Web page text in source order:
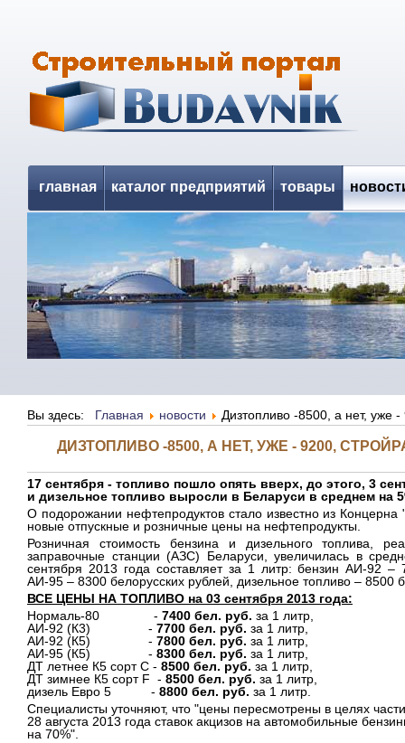
главная каталог предприятий товары
Вы здесь: Главная новости Дизтопливо -8500, а нет, уже
ДИЗТОПЛИВО -8500, А НЕТ, УЖЕ - 9200,
17 сентября - топливо пошло опять вверх, до этого, 3
и дизельное топливо выросли в Беларуси в среднем на
О подорожании нефтепродуктов стало известно из
новые отпускные и розничные цены на нефтепродукты.
Розничная стоимость бензина и дизельного топлива,
заправочные станции (АЗС) Беларуси, увеличилась в
сентября 2013 года составляет за 1 литр: бензин АИ-92 –
АИ-95 – 8300 белорусских рублей, дизельное топливо – 8500
ВСЕ ЦЕНЫ НА ТОПЛИВО на 03 сентября 2013 года:
Нормаль-80 - 7400 бел. руб. за 1 литр,
АИ-92 (К3) - 7700 бел. руб. за 1 литр,
АИ-92 (К5) - 7800 бел. руб. за 1 литр,
АИ-95 (К5) - 8300 бел. руб. за 1 литр,
ДТ летнее К5 сорт С - 8500 бел. руб. за 1 литр,
ДТ зимнее К5 сорт F - 8500 бел. руб. за 1 литр,
дизель Евро 5 - 8800 бел. руб. за 1 литр.
Специалисты уточняют, что "цены пересмотрены в целях
28 августа 2013 года ставок акцизов на автомобильные
на 70%".